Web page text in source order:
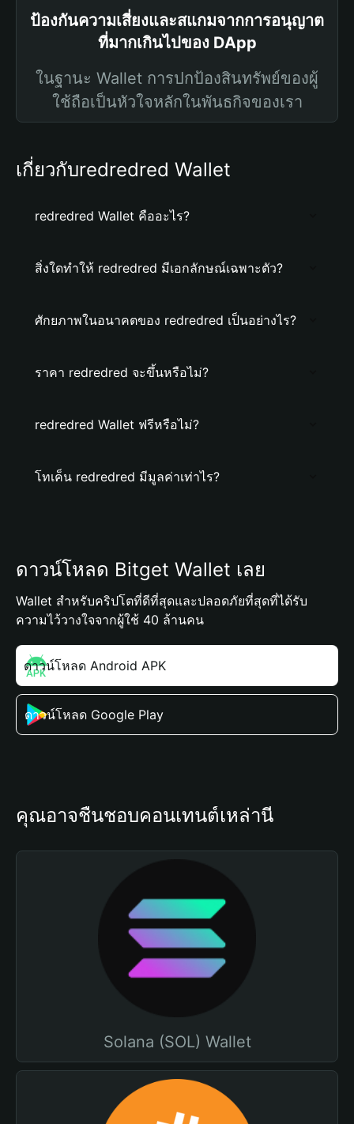
ป้องกันความเสี่ยงและสแกมจากการอนุญาต
ที่มากเกินไปของ DApp
ในฐานะ Wallet การปกป้องสินทรัพย์ของผู้
ใช้ถือเป็นหัวใจหลักในพันธกิจของเรา
เกี่ยวกับredredred Wallet
redredred Wallet คืออะไร?
สิ่งใดทำให้ redredred มีเอกลักษณ์เฉพาะตัว?
ศักยภาพในอนาคตของ redredred เป็นอย่างไร?
ราคา redredred จะขึ้นหรือไม่?
redredred Wallet ฟรีหรือไม่?
โทเค็น redredred มีมูลค่าเท่าไร?
ดาวน์โหลด Bitget Wallet เลย
Wallet สำหรับคริปโตที่ดีที่สุดและปลอดภัยที่สุดที่ได้รับ
ความไว้วางใจจากผู้ใช้ 40 ล้านคน
ดาวน์โหลด Android APK
ดาวน์โหลด Google Play
คุณอาจชื่นชอบคอนเทนต์เหล่านี้
Solana (SOL) Wallet